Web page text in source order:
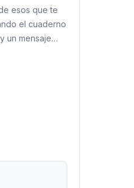
esos que te
el cuaderno
un mensaje
escribir se